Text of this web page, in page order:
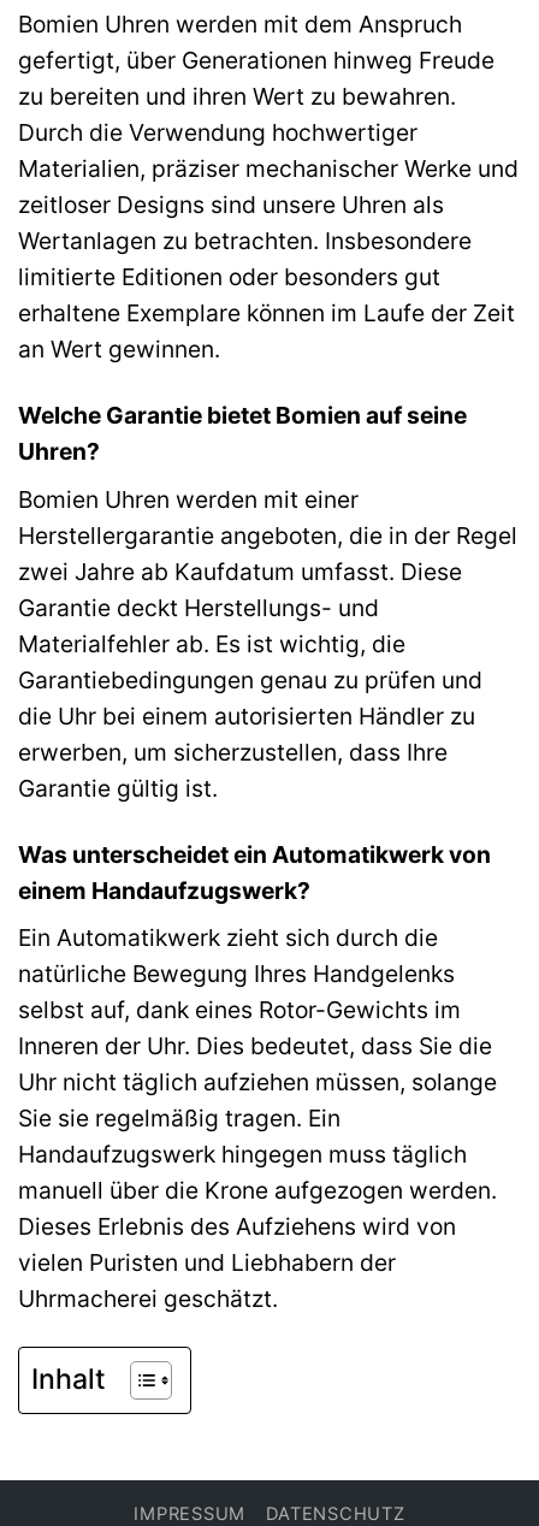
Bomien Uhren werden mit dem Anspruch
gefertigt, über Generationen hinweg Freude
zu bereiten und ihren Wert zu bewahren.
Durch die Verwendung hochwertiger
Materialien, präziser mechanischer Werke und
zeitloser Designs sind unsere Uhren als
Wertanlagen zu betrachten. Insbesondere
limitierte Editionen oder besonders gut
erhaltene Exemplare können im Laufe der Zeit
an Wert gewinnen.
Welche Garantie bietet Bomien auf seine
Uhren?
Bomien Uhren werden mit einer
Herstellergarantie angeboten, die in der Regel
zwei Jahre ab Kaufdatum umfasst. Diese
Garantie deckt Herstellungs- und
Materialfehler ab. Es ist wichtig, die
Garantiebedingungen genau zu prüfen und
die Uhr bei einem autorisierten Händler zu
erwerben, um sicherzustellen, dass Ihre
Garantie gültig ist.
Was unterscheidet ein Automatikwerk von
einem Handaufzugswerk?
Ein Automatikwerk zieht sich durch die
natürliche Bewegung Ihres Handgelenks
selbst auf, dank eines Rotor-Gewichts im
Inneren der Uhr. Dies bedeutet, dass Sie die
Uhr nicht täglich aufziehen müssen, solange
Sie sie regelmäßig tragen. Ein
Handaufzugswerk hingegen muss täglich
manuell über die Krone aufgezogen werden.
Dieses Erlebnis des Aufziehens wird von
vielen Puristen und Liebhabern der
Uhrmacherei geschätzt.
Inhalt
IMPRESSUM DATENSCHUTZ